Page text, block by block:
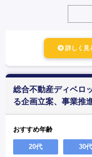
詳しく見
総合不動産ディベロ
る企画立案、事業推
おすすめ年齢
20代 30代